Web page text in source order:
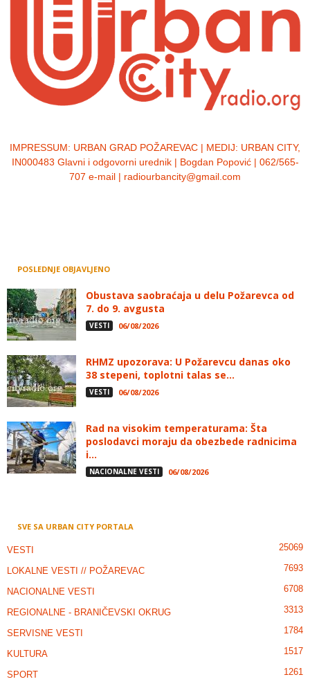
IMPRESSUM: URBAN GRAD POŽAREVAC | MEDIJ: URBAN CITY,
IN000483 Glavni i odgovorni urednik | Bogdan Popović | 062/565-
707 e-mail | radiourbancity@gmail.com
POSLEDNJE OBJAVLJENO
Obustava saobraćaja u delu Požarevca od
7. do 9. avgusta
VESTI 06/08/2026
RHMZ upozorava: U Požarevcu danas oko
38 stepeni, toplotni talas se...
VESTI 06/08/2026
Rad na visokim temperaturama: Šta
poslodavci moraju da obezbede radnicima
i...
NACIONALNE VESTI 06/08/2026
SVE SA URBAN CITY PORTALA
VESTI 25069
LOKALNE VESTI // POŽAREVAC 7693
NACIONALNE VESTI 6708
REGIONALNE - BRANIČEVSKI OKRUG 3313
SERVISNE VESTI 1784
KULTURA 1517
SPORT 1261